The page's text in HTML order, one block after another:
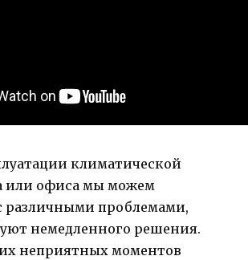
климатической
или офиса мы можем
различными проблемами,
немедленного решения.
неприятных моментов